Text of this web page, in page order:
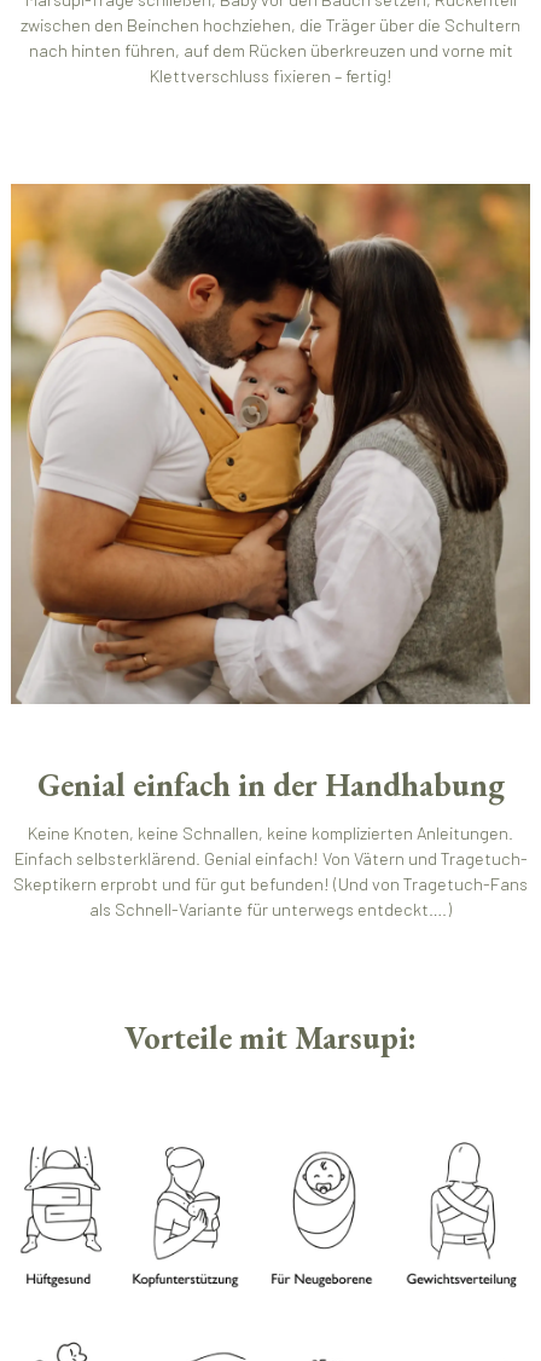
zwischen den Beinchen hochziehen, die Träger über die Schultern
nach hinten führen, auf dem Rücken überkreuzen und vorne mit
Klettverschluss fixieren – fertig!
Genial einfach in der Handhabung
Keine Knoten, keine Schnallen, keine komplizierten Anleitungen.
Einfach selbsterklärend. Genial einfach! Von Vätern und Tragetuch-
Skeptikern erprobt und für gut befunden! (Und von Tragetuch-Fans
als Schnell-Variante für unterwegs entdeckt….)
Vorteile mit Marsupi: